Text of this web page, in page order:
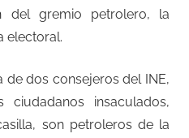
del gremio petrolero, la
electoral.
de dos consejeros del INE,
insaculados,
son petroleros de la